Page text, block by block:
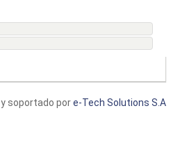
y soportado pore-Tech Solutions S.A